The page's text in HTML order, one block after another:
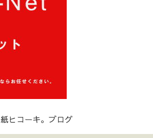
紙ヒコーキ。ブログ